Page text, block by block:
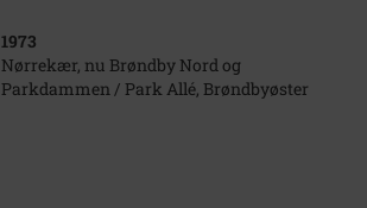
1973
Nørrekær, nu Brøndby Nord og
Parkdammen / Park Allé, Brøndbyøster